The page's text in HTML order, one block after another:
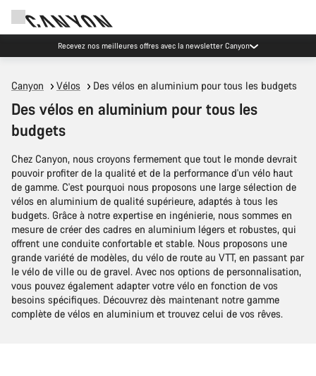
Recevez nos meilleures offres avec la newsletter Canyon
Canyon Vélos Des vélos en aluminium pour tous les budgets
Des vélos en aluminium pour tous les
budgets
Chez Canyon, nous croyons fermement que tout le monde devrait
pouvoir profiter de la qualité et de la performance d'un vélo haut
de gamme. C'est pourquoi nous proposons une large sélection de
vélos en aluminium de qualité supérieure, adaptés à tous les
budgets. Grâce à notre expertise en ingénierie, nous sommes en
mesure de créer des cadres en aluminium légers et robustes, qui
offrent une conduite confortable et stable. Nous proposons une
grande variété de modèles, du vélo de route au VTT, en passant par
le vélo de ville ou de gravel. Avec nos options de personnalisation,
vous pouvez également adapter votre vélo en fonction de vos
besoins spécifiques. Découvrez dès maintenant notre gamme
complète de vélos en aluminium et trouvez celui de vos rêves.